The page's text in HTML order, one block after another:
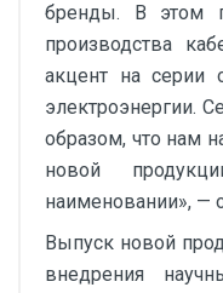
бренды. В этом
производства
акцент на серии
электроэнергии.
образом, что нам
новой
наименовании», —
Выпуск новой
внедрения